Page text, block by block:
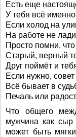
Есть еще
У тебя всё именно
Если холод на
На работе не
Просто помни, что
Старый, верный
Друг поймёт и
Если нужно, совет
Всё бывает в
Печаль или
Что общего
мужчина как
может быть